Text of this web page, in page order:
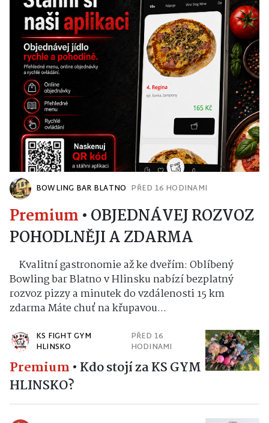
BOWLING BAR BLATNO PŘED 16 HODINAMI
Premium • OBJEDNÁVEJ ROZVOZ
POHODLNĚJI A ZDARMA
Kvalitní gastronomie až ke dveřím: Oblíbený
Bowling bar Blatno v Hlinsku nabízí bezplatný
rozvoz pizzy a minutek do vzdálenosti 15 km
zdarma Máte chuť na křupavou...
KS FIGHT GYM
HLINSKO
PŘED 16
HODINAMI
Premium • Kdo stojí za KS GYM
HLINSKO?